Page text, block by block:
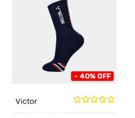
- 40% OFF
Victor